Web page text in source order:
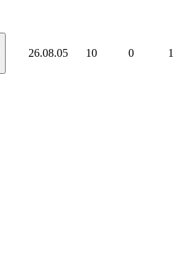
26.08.05 10 0 1